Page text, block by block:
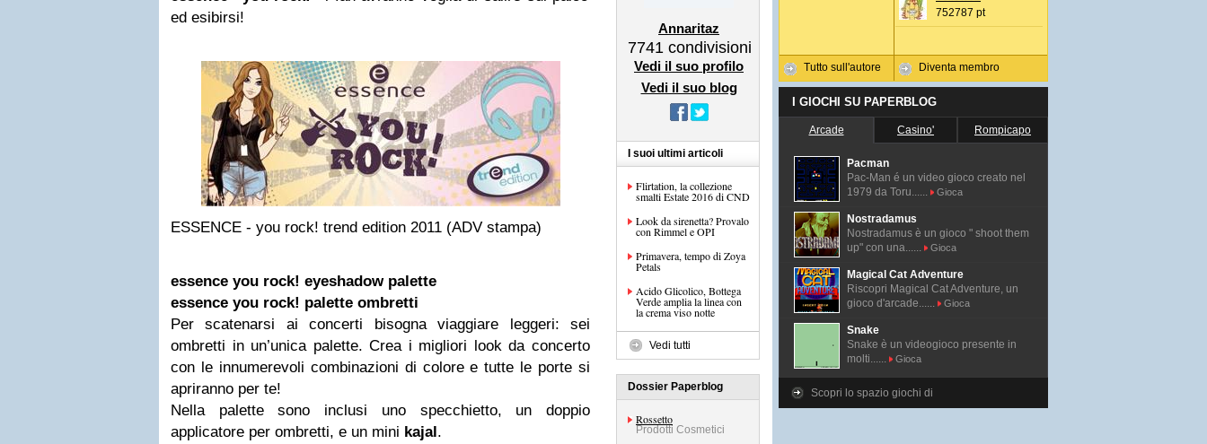
ed esibirsi!
ESSENCE - you rock! trend edition 2011 (ADV stampa)
essence you rock! eyeshadow palette
essence you rock! palette ombretti
Per scatenarsi ai concerti bisogna viaggiare leggeri: sei
ombretti in un’unica palette. Crea i migliori look da concerto
con le innumerevoli combinazioni di colore e tutte le porte si
apriranno per te!
Nella palette sono inclusi uno specchietto, un doppio
applicatore per ombretti, e un mini kajal.
Annaritaz
7741 condivisioni
Vedi il suo profilo
Vedi il suo blog
I suoi ultimi articoli
Flirtation, la collezione
smalti Estate 2016 di CND
Look da sirenetta? Provalo
con Rimmel e OPI
Primavera, tempo di Zoya
Petals
Acido Glicolico, Bottega
Verde amplia la linea con
la crema viso notte
Vedi tutti
Dossier Paperblog
Rossetto
Prodotti Cosmetici
Tutto sull'autore
752787 pt
Diventa membro
I GIOCHI SU PAPERBLOG
Arcade Casino' Rompicapo
Pacman
Pac-Man é un video gioco creato nel
1979 da Toru......
Gioca
Nostradamus
Nostradamus è un gioco " shoot them
up" con una......
Gioca
Magical Cat Adventure
Riscopri Magical Cat Adventure, un
gioco d'arcade......
Gioca
Snake
Snake è un videogioco presente in
molti......
Gioca
Scopri lo spazio giochi di